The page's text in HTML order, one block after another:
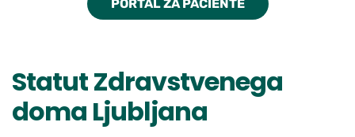
PORTAL ZA PACIENTE
Statut Zdravstvenega
doma Ljubljana